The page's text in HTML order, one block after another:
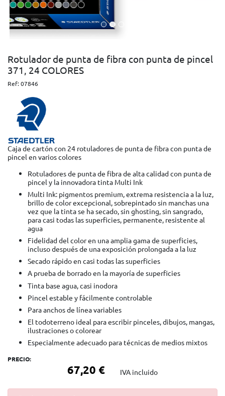
Rotulador de punta de fibra con punta de pincel
371, 24 COLORES
Ref:07846
Caja de cartón con 24 rotuladores de punta de fibra con punta de
pincel en varios colores
Rotuladores de punta de fibra de alta calidad con punta de
pincel y la innovadora tinta Multi Ink
Multi Ink: pigmentos premium, extrema resistencia a la luz,
brillo de color excepcional, sobrepintado sin manchas una
vez que la tinta se ha secado, sin ghosting, sin sangrado,
para casi todas las superficies, permanente, resistente al
agua
Fidelidad del color en una amplia gama de superficies,
incluso después de una exposición prolongada a la luz
Secado rápido en casi todas las superficies
A prueba de borrado en la mayoría de superficies
Tinta base agua, casi inodora
Pincel estable y fácilmente controlable
Para anchos de línea variables
El todoterreno ideal para escribir pinceles, dibujos, mangas,
ilustraciones o colorear
Especialmente adecuado para técnicas de medios mixtos
PRECIO:
67,20 € IVA incluido